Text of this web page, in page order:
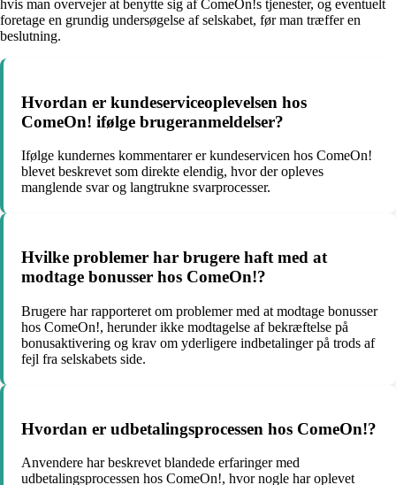
hvis man overvejer at benytte sig af ComeOn!s tjenester, og eventuelt
foretage en grundig undersøgelse af selskabet, før man træffer en
beslutning.
Hvordan er kundeserviceoplevelsen hos
ComeOn! ifølge brugeranmeldelser?
Ifølge kundernes kommentarer er kundeservicen hos ComeOn!
blevet beskrevet som direkte elendig, hvor der opleves
manglende svar og langtrukne svarprocesser.
Hvilke problemer har brugere haft med at
modtage bonusser hos ComeOn!?
Brugere har rapporteret om problemer med at modtage bonusser
hos ComeOn!, herunder ikke modtagelse af bekræftelse på
bonusaktivering og krav om yderligere indbetalinger på trods af
fejl fra selskabets side.
Hvordan er udbetalingsprocessen hos ComeOn!?
Anvendere har beskrevet blandede erfaringer med
udbetalingsprocessen hos ComeOn!, hvor nogle har oplevet